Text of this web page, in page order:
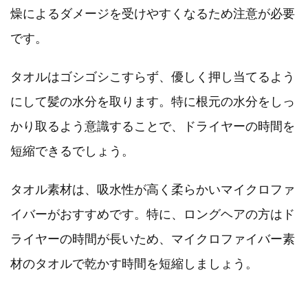
燥によるダメージを受けやすくなるため注意が必要
です。
タオルはゴシゴシこすらず、優しく押し当てるよう
にして髪の水分を取ります。特に根元の水分をしっ
かり取るよう意識することで、ドライヤーの時間を
短縮できるでしょう。
タオル素材は、吸水性が高く柔らかいマイクロファ
イバーがおすすめです。特に、ロングヘアの方はド
ライヤーの時間が長いため、マイクロファイバー素
材のタオルで乾かす時間を短縮しましょう。